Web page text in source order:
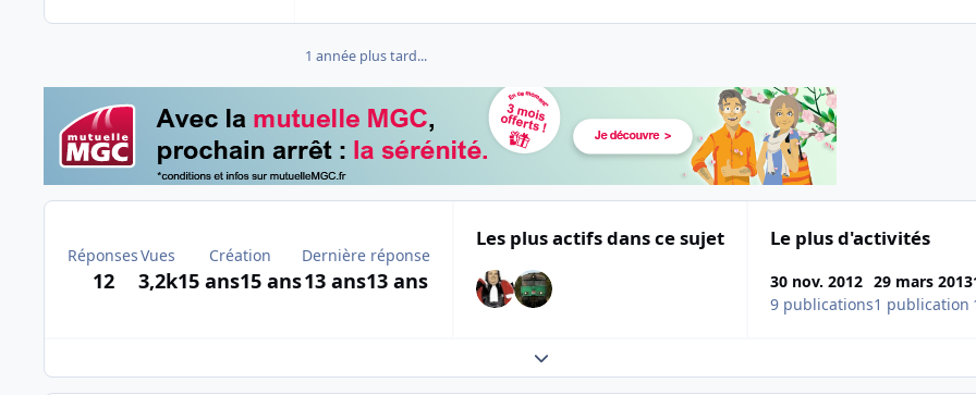
1 année plus tard...
Réponses
12
Vues
3,2k
Création
15 ans15 ans
Dernière réponse
13 ans13 ans
Les plus actifs dans ce sujet Le plus d'activités
30 nov. 2012
9 publications
29 mars 2013
1 publication
Expand topic overview